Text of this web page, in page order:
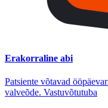
Erakorraline abi
Patsiente võtavad
valveõde. Vastuvõtutuba